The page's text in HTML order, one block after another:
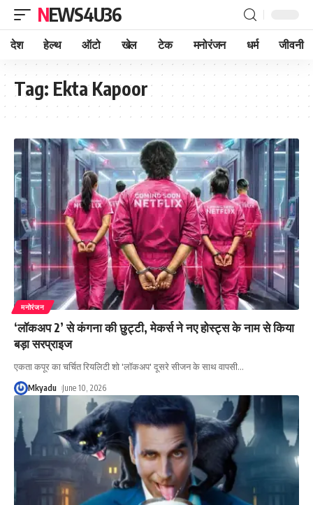
NEWS4U36
देश हेल्थ ऑटो खेल टेक मनोरंजन धर्म जीवनी
Tag: Ekta Kapoor
मनोरंजन
‘लॉकअप 2’ से कंगना की छुट्टी, मेकर्स ने नए होस्ट्स के नाम से किया
बड़ा सरप्राइज
एकता कपूर का चर्चित रियलिटी शो 'लॉकअप' दूसरे सीजन के साथ वापसी…
Mkyadu June 10, 2026